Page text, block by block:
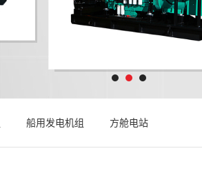
船用发电机组 方舱电站